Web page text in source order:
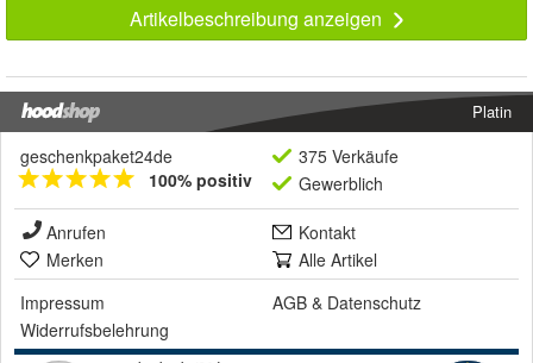
Artikelbeschreibung anzeigen
Platin
geschenkpaket24de
100% positiv
375 Verkäufe
Gewerblich
Anrufen
Kontakt
Merken
Alle Artikel
Impressum
AGB & Datenschutz
Widerrufsbelehrung